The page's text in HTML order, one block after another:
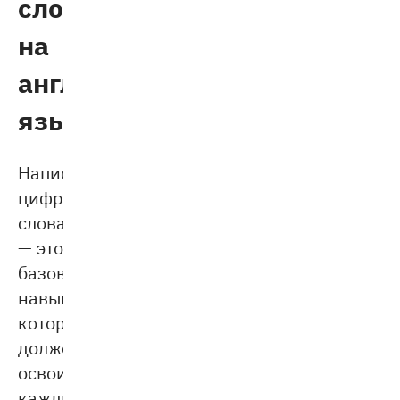
на
английском
языке
Написание
цифр
словами
— это
базовый
навык,
который
должен
освоить